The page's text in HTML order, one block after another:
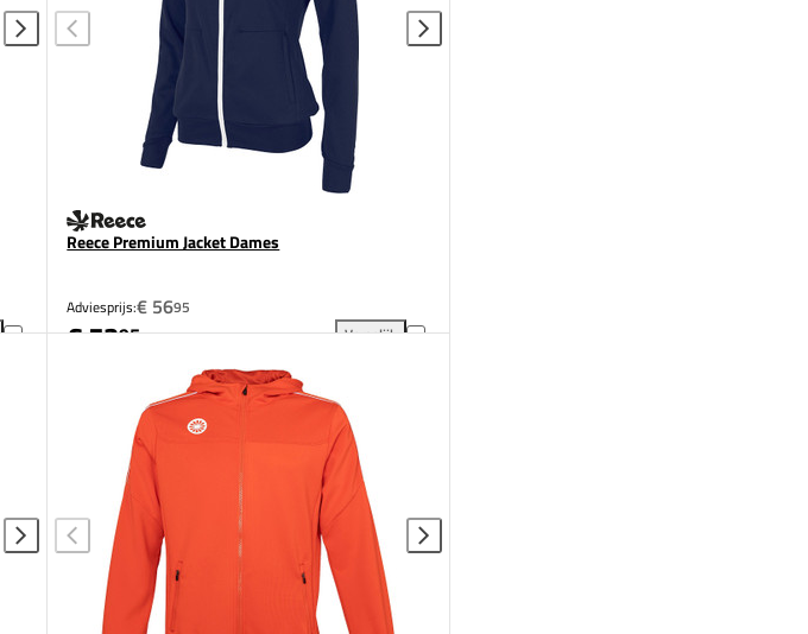
Reece Premium Jacket Dames
Adviesprijs:€ 5695
€ 5395
Vergelijk